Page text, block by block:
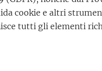
cookie e altri
tutti gli elementi